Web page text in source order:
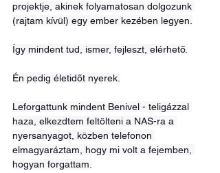
projektje, akinek folyamatosan dolgozunk
(rajtam kívül) egy ember kezében legyen.
Így mindent tud, ismer, fejleszt, elérhető.
Én pedig életidőt nyerek.
Leforgattunk mindent Benivel - teligázzal
haza, elkezdtem feltölteni a NAS-ra a
nyersanyagot, közben telefonon
elmagyaráztam, hogy mi volt a fejemben,
hogyan forgattam.